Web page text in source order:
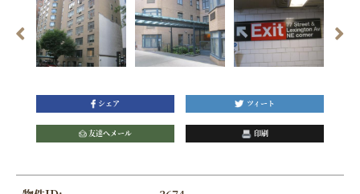
シェア ツィート
友達へメール 印刷